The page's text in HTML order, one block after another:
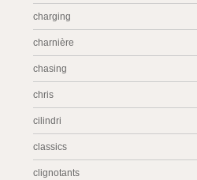
charging
charnière
chasing
chris
cilindri
classics
clignotants